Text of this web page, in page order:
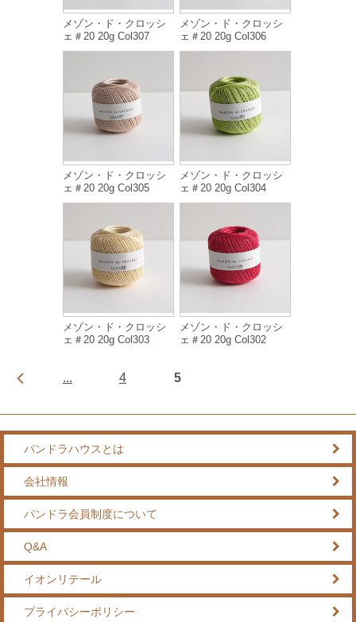
メゾン・ド・クロッシ
ェ＃20 20g Col307
メゾン・ド・クロッシ
ェ＃20 20g Col306
メゾン・ド・クロッシ
ェ＃20 20g Col305
メゾン・ド・クロッシ
ェ＃20 20g Col304
メゾン・ド・クロッシ
ェ＃20 20g Col303
メゾン・ド・クロッシ
ェ＃20 20g Col302
... 4 5
パンドラハウスとは
会社情報
パンドラ会員制度について
Q&A
イオンリテール
プライバシーポリシー